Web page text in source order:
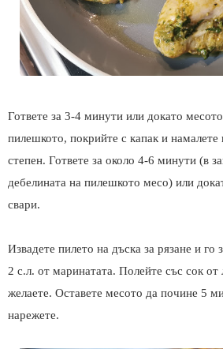
Гответе за 3-4 минути или докато
пилешкото, покрийте с капак и намалете
степен. Гответе за около 4-6 минути (в
дебелината на пилешкото месо) или
свари.
Извадете пилето на дъска за рязане и го
2 с.л. от маринатата. Полейте със сок от
желаете. Оставете месото да почине 5
нарежете.